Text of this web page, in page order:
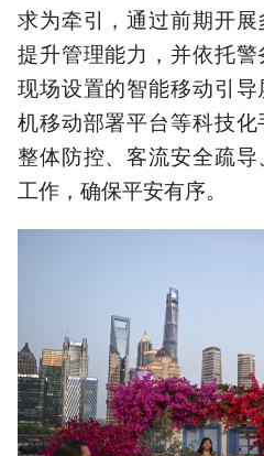
求为牵引，通过前期开
提升管理能力，并依托
现场设置的智能移动引
机移动部署平台等科技
整体防控、客流安全疏
工作，确保平安有序。